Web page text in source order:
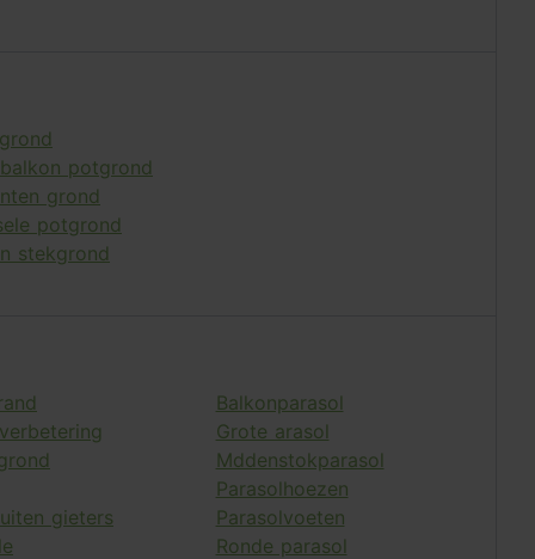
potgrond
grond
potgrond
stekgrond
gieters
Balkonparasol
Grote arasol
Mddenstokparasol
Parasolhoezen
Parasolvoeten
Ronde parasol